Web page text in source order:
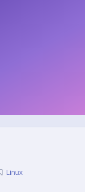
Linux